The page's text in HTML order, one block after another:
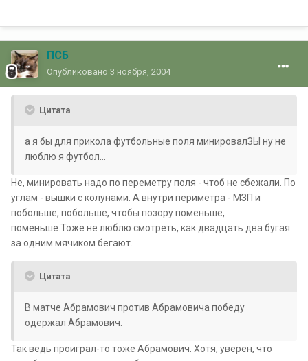
ПСБ
Опубликовано 3 ноября, 2004
Цитата
а я бы для прикола футбольные поля минировалЗЫ ну не
люблю я футбол...
Не, минировать надо по переметру поля - чтоб не сбежали. По
углам - вышки с колунами. А внутри периметра - МЗП и
побольше, побольше, чтобы позору поменьше,
поменьше.Тоже не люблю смотреть, как двадцать два бугая
за одним мячиком бегают.
Цитата
В матче Абрамович против Абрамовича победу
одержал Абрамович.
Так ведь проиграл-то тоже Абрамович. Хотя, уверен, что